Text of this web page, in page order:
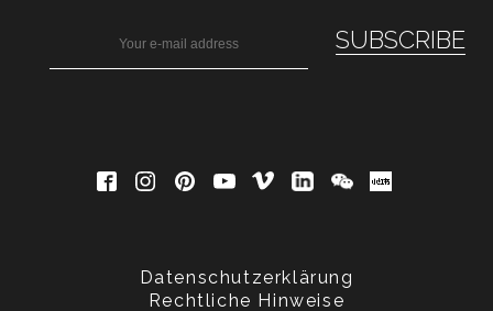
Datenschutzerklärung
Rechtliche Hinweise